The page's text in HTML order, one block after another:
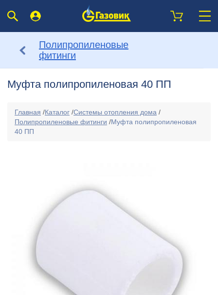
Полипропиленовые
фитинги
Муфта полипропиленовая 40 ПП
Главная /Каталог /Системы отопления дома /
Полипропиленовые фитинги /Муфта полипропиленовая
40 ПП